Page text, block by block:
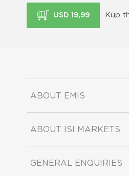
USD 19,99 Kup
ABOUT EMIS
ABOUT ISI MARKETS
GENERAL ENQUIRIES